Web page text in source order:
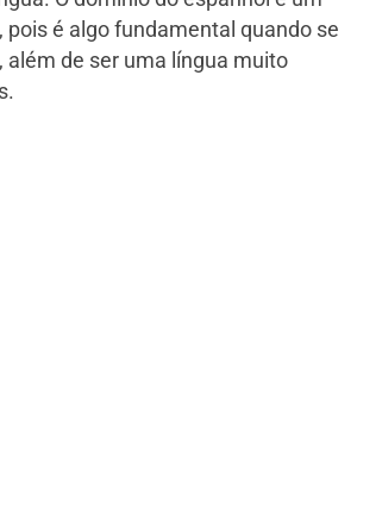
é algo fundamental quando se
de ser uma língua muito